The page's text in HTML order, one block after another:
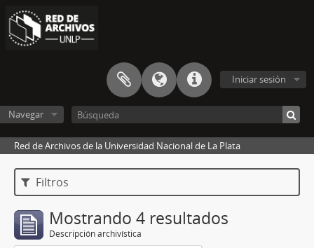
Iniciar sesión
Navegar
Red de Archivos de la Universidad Nacional de La Plata
Filtros
Mostrando 4 resultados
Descripción archivística